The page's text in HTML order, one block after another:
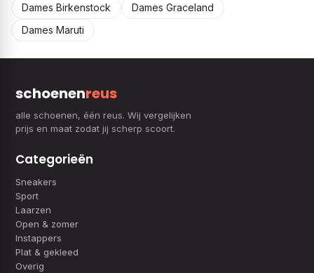
Dames Birkenstock
Dames Graceland
Dames Maruti
schoenenreus
alle schoenen, één reus. Wij vergelijken
prijs en maat zodat jij scherp scoort.
Categorieën
Sneakers
Sport
Laarzen
Open & zomer
Instappers
Plat & gekleed
Overig